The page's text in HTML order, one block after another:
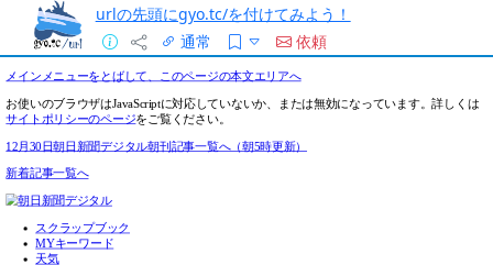
urlの先頭にgyo.tc/を付けてみよう！
通常
依頼